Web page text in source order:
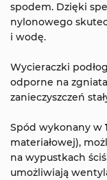
spodem. Dzięki
nylonowego
i wodę.
Wycieraczki
odporne na
zanieczyszczeń
Spód wykonany w
materiałowej),
na wypustkach
umożliwiają